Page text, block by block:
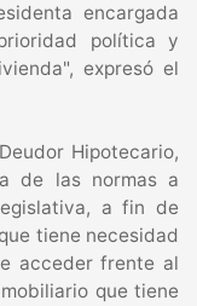
encargada
política y
expresó el
Hipotecario,
de las normas a
a fin de
tiene necesidad
acceder frente al
que tiene